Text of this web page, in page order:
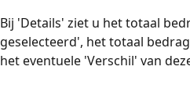
Bij 'Details' ziet u het totaal
geselecteerd', het totaal
het eventuele 'Verschil' van